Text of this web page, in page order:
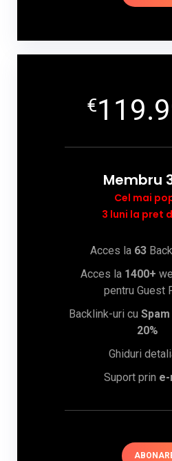
€
Membru
Cel mai
3 luni la pret
Acces la 63
Acces la 1400+
pentru Guest
Backlink-uri cu
20%
Ghiduri
Suport prin